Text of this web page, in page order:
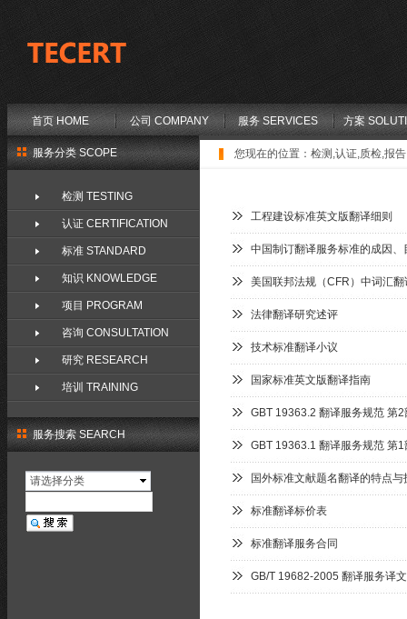
首页 HOME 公司 COMPANY 服务 SERVICES 方案
服务搜索 SEARCH
请选择分类
工程建设标准英文版翻译细则
中国制订翻译服务标准的成因、
美国联邦法规（CFR）中词汇
法律翻译研究述评
技术标准翻译小议
国家标准英文版翻译指南
GBT 19363.2 翻译服务规范 第2
GBT 19363.1 翻译服务规范 第1
国外标准文献题名翻译的特点与
标准翻译标价表
标准翻译服务合同
GB/T 19682-2005 翻译服务译
您现在的位置： 检测,认证,质检,报
服务分类 SCOPE
检测 TESTING
认证 CERTIFICATION
标准 STANDARD
知识 KNOWLEDGE
项目 PROGRAM
咨询 CONSULTATION
研究 RESEARCH
培训 TRAINING